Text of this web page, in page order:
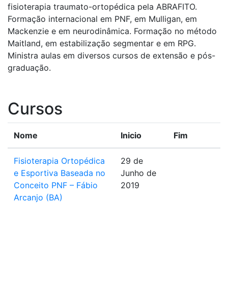
fisioterapia traumato-ortopédica pela ABRAFITO.
Formação internacional em PNF, em Mulligan, em
Mackenzie e em neurodinâmica. Formação no método
Maitland, em estabilização segmentar e em RPG.
Ministra aulas em diversos cursos de extensão e pós-
graduação.
Cursos
Nome Inicio Fim
Fisioterapia Ortopédica
e Esportiva Baseada no
Conceito PNF – Fábio
Arcanjo (BA)
29 de
Junho de
2019